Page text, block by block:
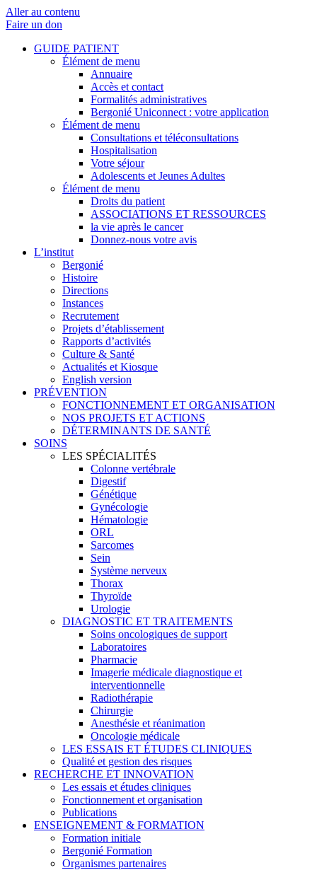
Aller au contenu
Faire un don
GUIDE PATIENT
Élément de menu
Annuaire
Accès et contact
Formalités administratives
Bergonié Uniconnect : votre application
Élément de menu
Consultations et téléconsultations
Hospitalisation
Votre séjour
Adolescents et Jeunes Adultes
Élément de menu
Droits du patient
ASSOCIATIONS ET RESSOURCES
la vie après le cancer
Donnez-nous votre avis
L’institut
Bergonié
Histoire
Directions
Instances
Recrutement
Projets d’établissement
Rapports d’activités
Culture & Santé
Actualités et Kiosque
English version
PRÉVENTION
FONCTIONNEMENT ET ORGANISATION
NOS PROJETS ET ACTIONS
DÉTERMINANTS DE SANTÉ
SOINS
LES SPÉCIALITÉS
Colonne vertébrale
Digestif
Génétique
Gynécologie
Hématologie
ORL
Sarcomes
Sein
Système nerveux
Thorax
Thyroïde
Urologie
DIAGNOSTIC ET TRAITEMENTS
Soins oncologiques de support
Laboratoires
Pharmacie
Imagerie médicale diagnostique et
interventionnelle
Radiothérapie
Chirurgie
Anesthésie et réanimation
Oncologie médicale
LES ESSAIS ET ÉTUDES CLINIQUES
Qualité et gestion des risques
RECHERCHE ET INNOVATION
Les essais et études cliniques
Fonctionnement et organisation
Publications
ENSEIGNEMENT & FORMATION
Formation initiale
Bergonié Formation
Organismes partenaires